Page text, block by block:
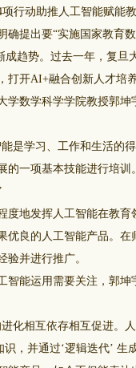
动助推人工智能赋能
确提出要“实施国家教育
趋势。过去一年，复旦
打开AI+融合创新人才培
数学科学学院教授郭坤
学习、工作和生活的得
的一项基本技能进行培
地发挥人工智能在教育
优良的人工智能产品。
验并进行推广。
能运用需要关注，郭坤
相互依存相互促进。人
识，并通过‘逻辑迭代’